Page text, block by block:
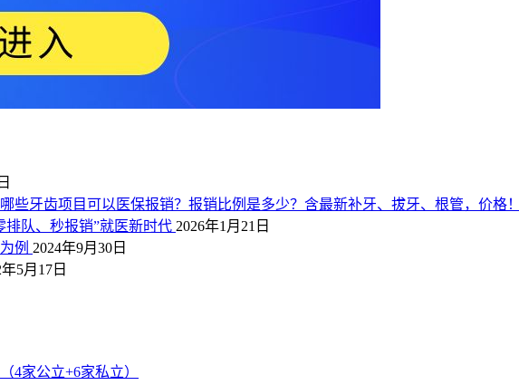
些牙齿项目可以医保报销？报销比例是多少？含最新补牙、拔牙、根管，价格！
队、秒报销”就医新时代 2026年1月21日
例 2024年9月30日
5月17日
4家公立+6家私立）